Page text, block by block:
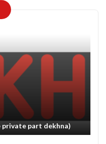
private part dekhna)